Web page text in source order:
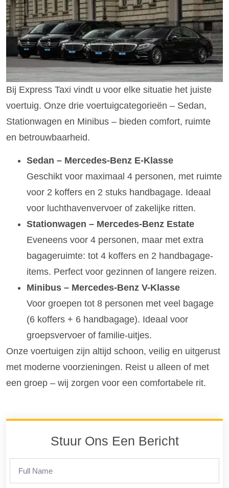
Bij Express Taxi vindt u voor elke situatie het juiste
voertuig. Onze drie voertuigcategorieën – Sedan,
Stationwagen en Minibus – bieden comfort, ruimte
en betrouwbaarheid.
Sedan – Mercedes-Benz E-Klasse
Geschikt voor maximaal 4 personen, met ruimte
voor 2 koffers en 2 stuks handbagage. Ideaal
voor luchthavenvervoer of zakelijke ritten.
Stationwagen – Mercedes-Benz Estate
Eveneens voor 4 personen, maar met extra
bagageruimte: tot 4 koffers en 2 handbagage-
items. Perfect voor gezinnen of langere reizen.
Minibus – Mercedes-Benz V-Klasse
Voor groepen tot 8 personen met veel bagage
(6 koffers + 6 handbagage). Ideaal voor
groepsvervoer of familie-uitjes.
Onze voertuigen zijn altijd schoon, veilig en uitgerust
met moderne voorzieningen. Reist u alleen of met
een groep – wij zorgen voor een comfortabele rit.
Stuur Ons Een Bericht